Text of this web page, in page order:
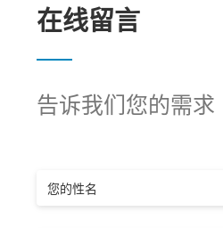
在线留言
告诉我们您的需求
您